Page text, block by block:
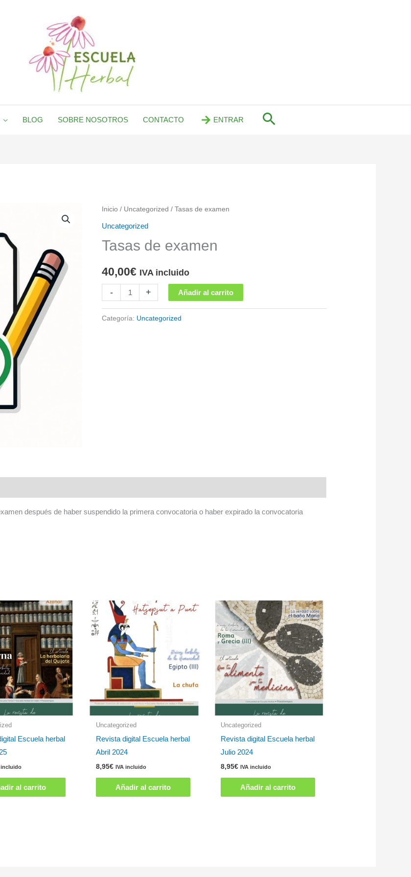
BLOG SOBRE NOSOTROS CONTACTO ENTRAR
Inicio / Uncategorized / Tasas de examen
Uncategorized
Tasas de examen
40,00€ IVA incluido
-
de
examen
+ Añadir al carrito
Categoría: Uncategorized
después de haber suspendido la primera convocatoria o haber expirado la convocatoria
Escuela herbal
incluido
al carrito
Uncategorized
Revista digital Escuela herbal
Abril 2024
8,95€ IVA incluido
Añadir al carrito
Uncategorized
Revista digital Escuela herbal
Julio 2024
8,95€ IVA incluido
Añadir al carrito